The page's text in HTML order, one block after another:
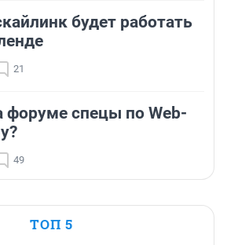
будет работать
21
форуме спецы по Web-
49
ТОП 5